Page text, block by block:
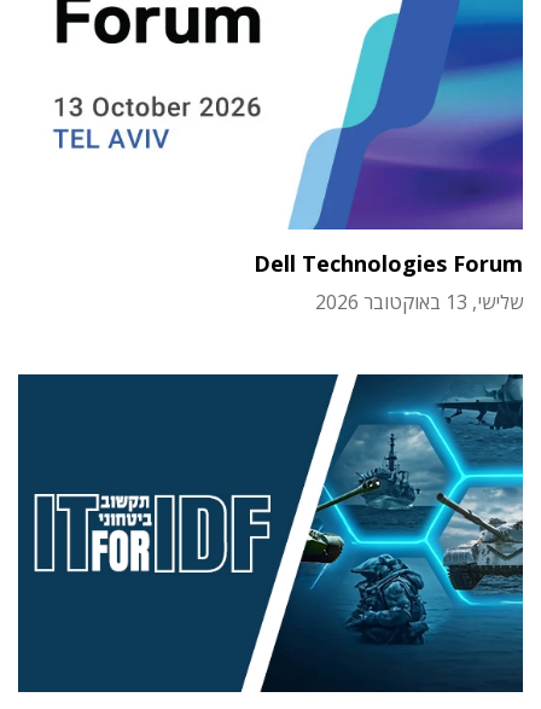
Dell Technologies Forum
שלישי, 13 באוקטובר 2026